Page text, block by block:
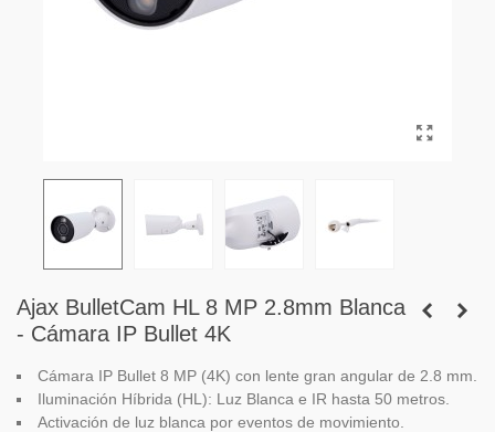
Ajax BulletCam HL 8 MP 2.8mm Blanca
- Cámara IP Bullet 4K
Cámara IP Bullet 8 MP (4K) con lente gran angular de 2.8 mm.
Iluminación Híbrida (HL): Luz Blanca e IR hasta 50 metros.
Activación de luz blanca por eventos de movimiento.